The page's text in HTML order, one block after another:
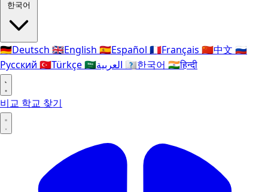
한국어
🇩🇪Deutsch 🇬🇧English 🇪🇸Español 🇫🇷Français 🇨🇳中文 🇷🇺
Русский 🇹🇷Türkçe🇸🇦 🇰🇷한국어 🇮🇳हिन्दी
비교 학교 찾기